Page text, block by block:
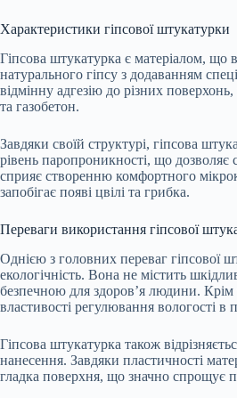
Характеристики гіпсової штукатурки
Гіпсова штукатурка є матеріалом, що
натурального гіпсу з додаванням
відмінну адгезію до різних
та газобетон.
Завдяки своїй структурі, гіпсова
рівень паропроникності, що дозволяє
сприяє створенню комфортного
запобігає появі цвілі та грибка.
Переваги використання гіпсової
Однією з головних переваг гіпсової
екологічність. Вона не містить
безпечною для здоров’я людини. Крім
властивості регулювання вологості в
Гіпсова штукатурка також
нанесення. Завдяки пластичності
гладка поверхня, що значно спрощує